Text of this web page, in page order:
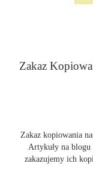
Zakaz
Zakaz kopiowania
Artykuły na blogu
zakazujemy ich